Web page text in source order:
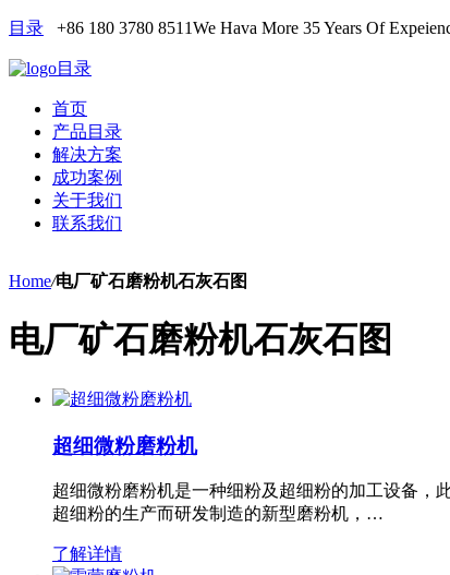
目录 +86 180 3780 8511We Hava More 35 Years Of
目录
首页
产品目录
解决方案
成功案例
关于我们
联系我们
Home/电厂矿石磨粉机石灰石图
电厂矿石磨粉机石灰石图
超细微粉磨粉机
超细微粉磨粉机是一种细粉及超细粉的加工设备，
超细粉的生产而研发制造的新型磨粉机，…
了解详情